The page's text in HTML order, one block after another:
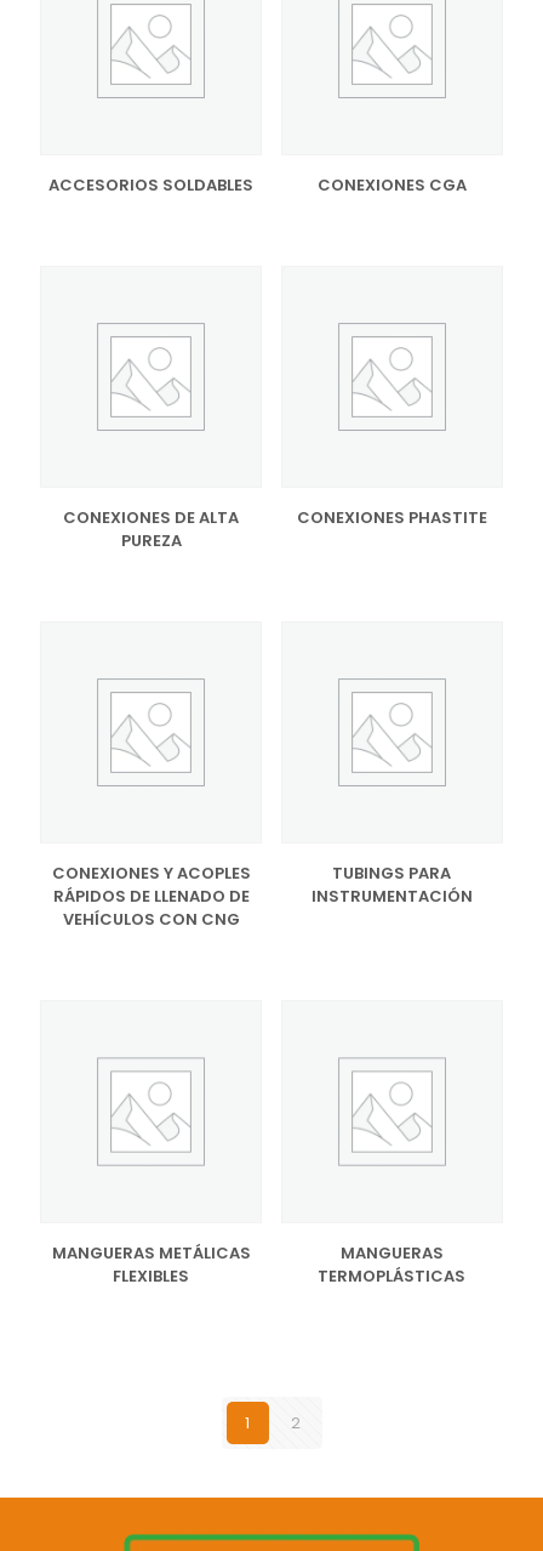
ACCESORIOS SOLDABLES CONEXIONES CGA
CONEXIONES DE ALTA
PUREZA
CONEXIONES PHASTITE
CONEXIONES Y ACOPLES
RÁPIDOS DE LLENADO DE
VEHÍCULOS CON CNG
TUBINGS PARA
INSTRUMENTACIÓN
MANGUERAS METÁLICAS
FLEXIBLES
MANGUERAS
TERMOPLÁSTICAS
1 2